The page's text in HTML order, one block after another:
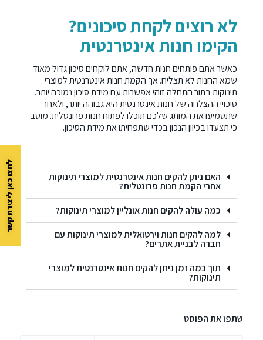
לא רוצים לקחת סיכונים?
הקימו חנות אינטרנטית
כאשר אתם פותחים חנות חדשה, אתם לוקחים סיכון גדול מאוד
שמא החנות לא תצליח. אך הקמת חנות אינטרנטית למוצרי
תינוקות בתור התחלה זוהי אפשרות עם מידת סיכון נמוכה יותר.
סיכויי ההצלחה של חנות אינטרנטית היא גבוהה יותר, ולאחר
שתטמיעו את המותג שלכם תוכלו לפתוח חנות פרונטלית. מוטב
כי תצעדו בכיוון הנכון בכדי שתפחיתו את מידת הסיכון.
האם ניתן להקים חנות אינטרנטית למוצרי תינוקות
אחרי הקמת חנות פרונטלית?
כמה עולה להקים חנות אונליין למוצרי תינוקות?
למה להקים חנות וירטואלית למוצרי תינוקות עם
חברה לבניית אתרים?
תוך כמה זמן ניתן להקים חנות אינטרנטית למוצרי
תינוקות?
שתפו את הפוסט
לחצו כאן ליצירת קשר